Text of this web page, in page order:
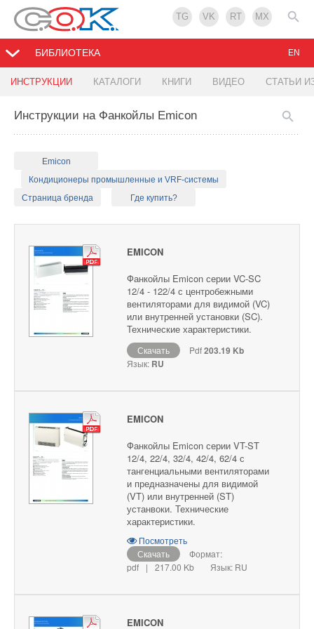
TG VK RT MX
БИБЛИОТЕКА
ИНСТРУКЦИИ КАТАЛОГИ КНИГИ ВИДЕО СТАТЬИ
EN
Инструкции на Фанкойлы Emicon
Emicon
Кондиционеры промышленные и VRF-системы
Страница бренда
Где купить?
EMICON
Фанкойлы Emicon серии VC-SC
12/4 - 122/4 с центробежными
вентиляторами для видимой (VC)
или внутренней установки (SC).
Технические характеристики.
Скачать Pdf203.19 Kb
Язык: RU
EMICON
Фанкойлы Emicon серии VT-ST
12/4, 22/4, 32/4, 42/4, 62/4 с
тангенциальными вентиляторами
и предназначены для видимой
(VT) или внутренней (ST)
устанвоки. Технические
характеристики.
Посмотреть
Скачать
Формат:
pdf
| 217.00 Kb Язык: RU
EMICON